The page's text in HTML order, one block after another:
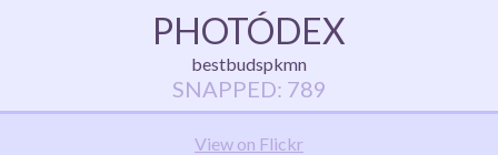
PHOTÓDEX
bestbudspkmn
SNAPPED: 789
View on Flickr